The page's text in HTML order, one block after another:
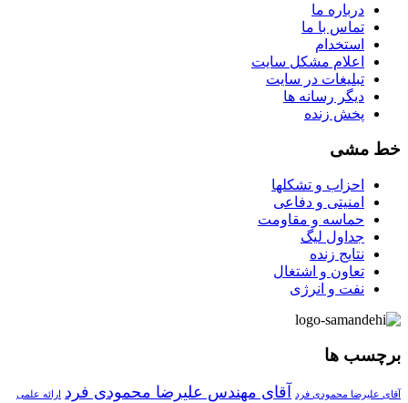
درباره ما
تماس با ما
استخدام
اعلام مشکل سایت
تبلیغات در سایت
ديگر رسانه ها
پخش زنده
خط مشی
احزاب و تشکلها
امنیتی و دفاعی
حماسه و مقاومت
جداول لیگ
نتایج زنده
تعاون و اشتغال
نفت و انرژی
برچسب ها
آقای علیرضا محمودی فرد آقای مهندس علیرضا محمودی فرد
ارائه علمی